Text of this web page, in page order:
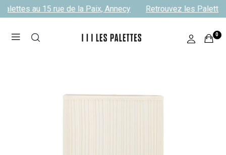
au 15 rue de la Paix, Annecy Retrouvez les
0